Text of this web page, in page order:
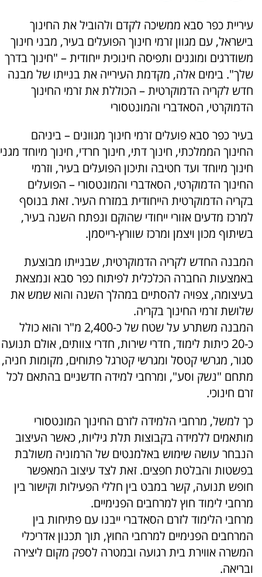
עיריית כפר סבא ממשיכה לקדם ולהוביל את החינוך
בישראל, עם מגוון זרמי חינוך הפועלים בעיר, מבני חינוך
משודרגים ומוגנים ותפיסה חינוכית ייחודית – "חינוך בדרך
שלך". בימים אלה, מקדמת העירייה את בנייתו של מבנה
חדש לקריה הדמוקרטית – הכוללת את זרמי החינוך
הדמוקרטי, הסאדברי והמונטסורי
בעיר כפר סבא פועלים זרמי חינוך מגוונים – ביניהם
החינוך הממלכתי, חינוך דתי, חינוך חרדי, חינוך מיוחד מגני
חינוך מיוחד ועד חטיבה ותיכון הפועלים בעיר, וזרמי
החינוך הדמוקרטי, הסאדברי והמונטסורי – הפועלים
בקריה הדמוקרטית הייחודית במזרח העיר. זאת בנוסף
למרכז מדעים אזורי ייחודי שהוקם ונפתח השנה בעיר,
בשיתוף מכון ויצמן ומרכז שוורץ-רייסמן.
המבנה החדש לקריה הדמוקרטית, שבנייתו מבוצעת
באמצעות החברה הכלכלית לפיתוח כפר סבא ונמצאת
בעיצומה, צפויה להסתיים במהלך השנה והוא שמש את
שלושת זרמי החינוך בקריה.
המבנה משתרע על שטח של כ-2,400 מ"ר והוא כולל
כ-20 כיתות לימוד, חדרי שירות, חדרי צוותים, אולם תנועה
סגור, מגרשי קטסל ומגרשי קטרגל פתוחים, מקומות חניה,
מתחם "נשק וסע", ומרחבי למידה חדשניים בהתאם לכל
זרם חינוכי.
כך למשל, מרחבי הלמידה לזרם החינוך המונטסורי
מותאמים ללמידה בקבוצות תלת גיליות, כאשר העיצוב
הנבחר עושה שימוש באלמנטים של הרמוניה משולבת
בפשטות והבלטת חפצים. זאת לצד עיצוב המאפשר
חופש תנועה, קשר במבט בין חללי הפעילות וקישור בין
מרחבי לימוד חוץ למרחבים הפנימיים.
מרחבי הלימוד לזרם הסאדברי ייבנו עם פתיחות בין
המרחבים הפנימיים למרחבי החוץ, תוך תכנון אדריכלי
המשרה אווירת בית רגועה ובמטרה לספק מקום ליצירה
ובריאה.